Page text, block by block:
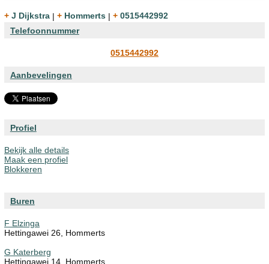
+ J Dijkstra | + Hommerts |
+ 0515442992
Telefoonnummer
0515442992
Aanbevelingen
Profiel
Bekijk alle details
Maak een profiel
Blokkeren
Buren
F Elzinga
Hettingawei 26, Hommerts
G Katerberg
Hettingawei 14, Hommerts